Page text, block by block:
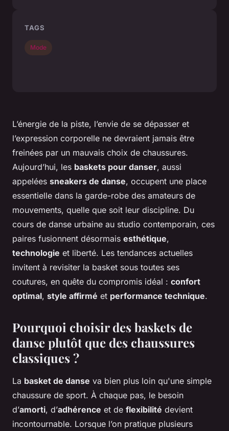
L’énergie de la piste, l’envie de se dépasser et
l’expression corporelle ne devraient jamais être
freinées par un mauvais choix de chaussures.
Aujourd’hui, les baskets pour danser, aussi
appelées sneakers de danse, occupent une place
essentielle dans la garde-robe des amateurs de
mouvements, quelle que soit leur discipline. Du
cours de danse urbaine au studio contemporain, ces
paires fusionnent désormais esthétique,
technologie et liberté. Les tendances actuelles
invitent à revisiter la basket sous toutes ses
coutures, en quête du compromis idéal : confort
optimal, style affirmé et performance technique.
Pourquoi choisir des baskets de
danse plutôt que des chaussures
classiques ?
La basket de danse va bien plus loin qu'une simple
chaussure de sport. À chaque pas, le besoin
d’amorti, d’adhérence et de flexibilité devient
incontournable. Lorsque l’on pratique plusieurs
TAGS
Mode